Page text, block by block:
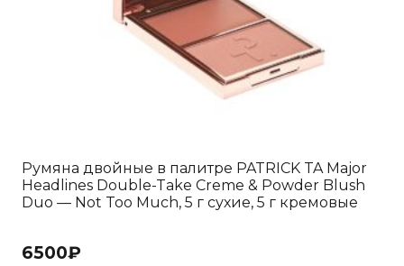
Румяна двойные в палитре PATRICK TA Major
Headlines Double-Take Creme & Powder Blush
Duo — Not Too Much, 5 г сухие, 5 г кремовые
6500₽